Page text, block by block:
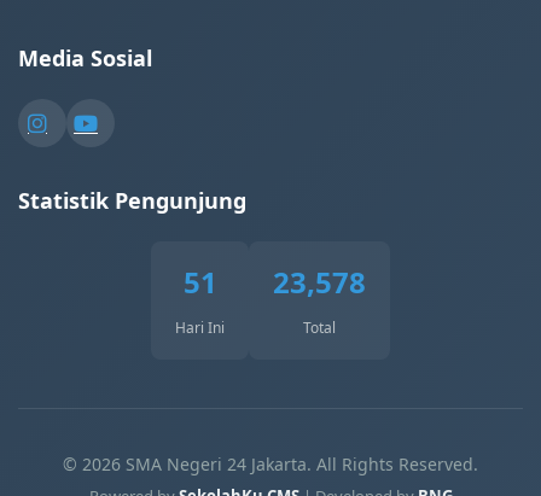
Media Sosial
Statistik Pengunjung
51
Hari Ini
23,578
Total
© 2026 SMA Negeri 24 Jakarta. All Rights Reserved.